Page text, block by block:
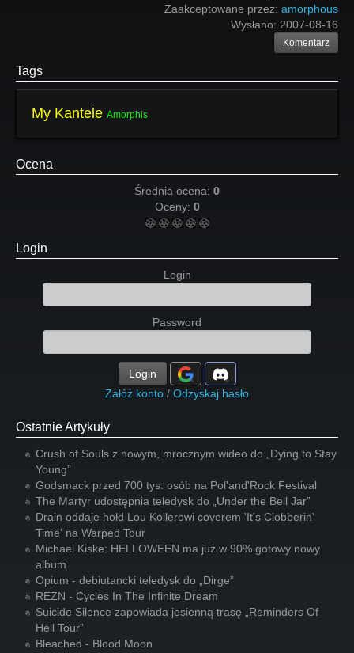
Zaakceptowane przez: amorphous
Wysłano: 2007-08-16
Komentarz
Tags
My Kantele Amorphis
Ocena
Średnia ocena: 0
Oceny: 0
Login
Login
Password
Login
Załóż konto / Odzyskaj hasło
Ostatnie Artykuły
Crush of Souls z nowym, mrocznym wideo do „Dying to Stay
Young”
Godsmack przed 700 tys. osób na Pol'and'Rock Festival
The Martyr udostępnia teledysk do „Under the Bell Jar”
Drain oddaje hołd Lou Kollerowi coverem 'It's Clobberin'
Time' na Warped Tour
Michael Kiske: HELLOWEEN ma już w 90% gotowy nowy
album
Opium - debiutancki teledysk do „Dirge”
REZN - Cycles In The Infinite Dream
Suicide Silence zapowiada jesienną trasę „Reminders Of
Hell Tour”
Bleached - Blood Moon